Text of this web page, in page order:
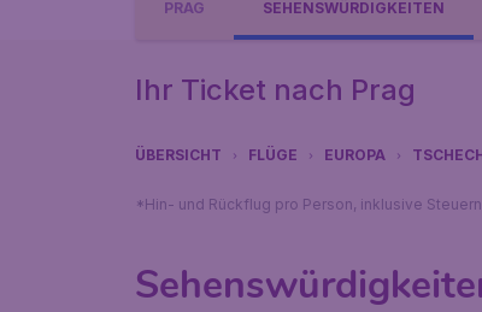
PRAG SEHENSWÜRDIGKEITEN
Ihr Ticket nach Prag
ÜBERSICHT FLÜGE EUROPA
*Hin- und Rückflug pro Person, inklusive